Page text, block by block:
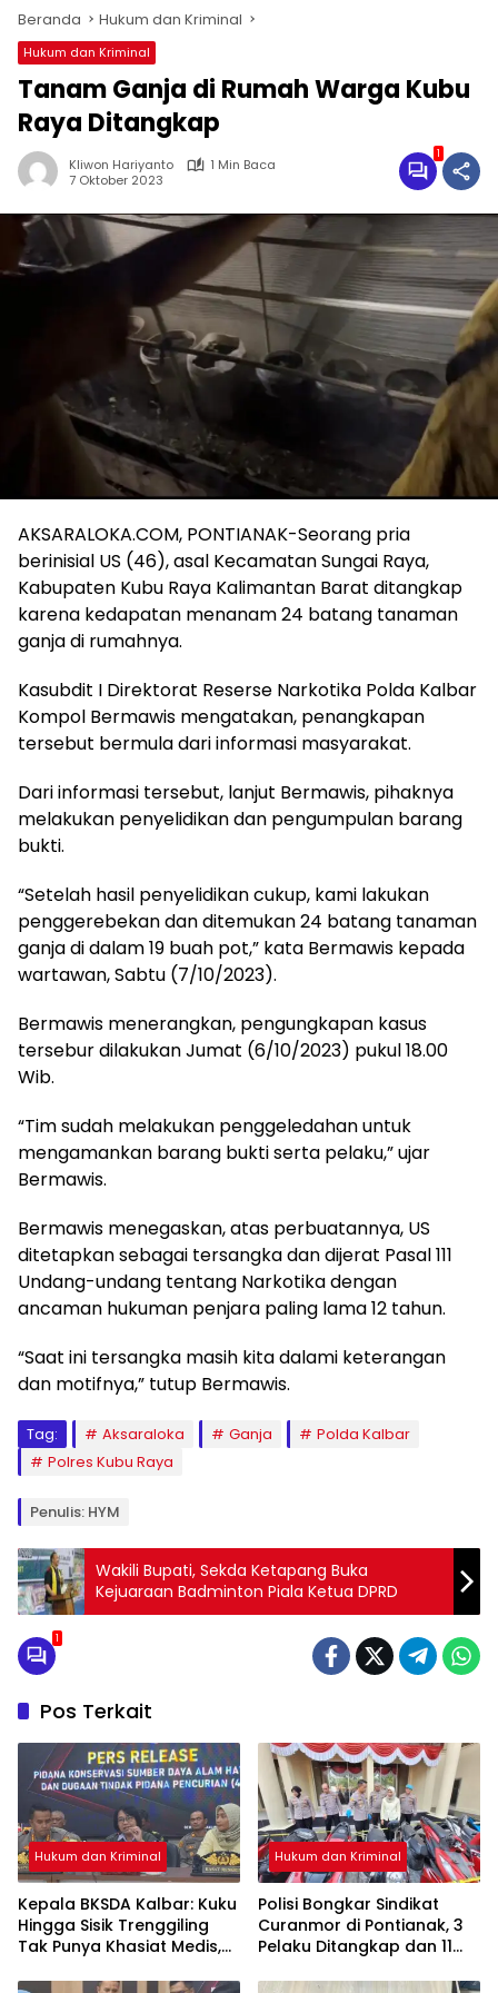
Beranda Hukum dan Kriminal
Hukum dan Kriminal
Tanam Ganja di Rumah Warga Kubu
Raya Ditangkap
Kliwon Hariyanto
1 Min Baca
7 Oktober 2023
1
AKSARALOKA.COM, PONTIANAK-Seorang pria
berinisial US (46), asal Kecamatan Sungai Raya,
Kabupaten Kubu Raya Kalimantan Barat ditangkap
karena kedapatan menanam 24 batang tanaman
ganja di rumahnya.
Kasubdit I Direktorat Reserse Narkotika Polda Kalbar
Kompol Bermawis mengatakan, penangkapan
tersebut bermula dari informasi masyarakat.
Dari informasi tersebut, lanjut Bermawis, pihaknya
melakukan penyelidikan dan pengumpulan barang
bukti.
“Setelah hasil penyelidikan cukup, kami lakukan
penggerebekan dan ditemukan 24 batang tanaman
ganja di dalam 19 buah pot,” kata Bermawis kepada
wartawan, Sabtu (7/10/2023).
Bermawis menerangkan, pengungkapan kasus
tersebur dilakukan Jumat (6/10/2023) pukul 18.00
Wib.
“Tim sudah melakukan penggeledahan untuk
mengamankan barang bukti serta pelaku,” ujar
Bermawis.
Bermawis menegaskan, atas perbuatannya, US
ditetapkan sebagai tersangka dan dijerat Pasal 111
Undang-undang tentang Narkotika dengan
ancaman hukuman penjara paling lama 12 tahun.
“Saat ini tersangka masih kita dalami keterangan
dan motifnya,” tutup Bermawis.
Tag: Aksaraloka Ganja
Polda Kalbar
Polres Kubu Raya
Penulis: HYM
Wakili Bupati, Sekda Ketapang Buka
Kejuaraan Badminton Piala Ketua DPRD
1
Pos Terkait
Hukum dan Kriminal
Kepala BKSDA Kalbar: Kuku
Hingga Sisik Trenggiling
Tak Punya Khasiat Medis,
Hukum dan Kriminal
Polisi Bongkar Sindikat
Curanmor di Pontianak, 3
Pelaku Ditangkap dan 11